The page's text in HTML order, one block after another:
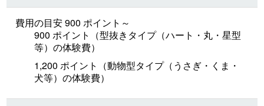
費用の目安 900 ポイント～
900 ポイント（型抜きタイプ（ハート・丸・星型
等）の体験費）
1,200 ポイント（動物型タイプ（うさぎ・くま・
犬等）の体験費）